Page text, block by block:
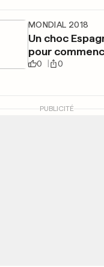
MONDIAL 2018
Un choc
pour
0 0
PUBLICITÉ